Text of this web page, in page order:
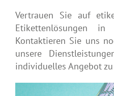
Vertrauen Sie auf
Etikettenlösungen
Kontaktieren Sie uns
unsere
individuelles Angebot